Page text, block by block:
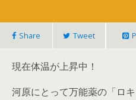
Share Tweet
現在体温が上昇中！
河原にとって万能薬の「ロ